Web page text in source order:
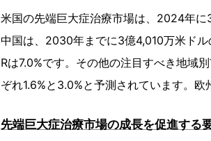
米国の先端巨大症治療市場は、2024年
中国は、2030年までに3億4,010万米ド
Rは7.0%です。その他の注目すべき地域
ぞれ1.6%と3.0%と予測されています。
先端巨大症治療市場の成長を促進する